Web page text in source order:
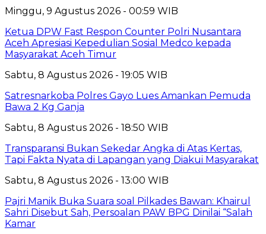
Minggu, 9 Agustus 2026 - 00:59 WIB
Ketua DPW Fast Respon Counter Polri Nusantara
Aceh Apresiasi Kepedulian Sosial Medco kepada
Masyarakat Aceh Timur
Sabtu, 8 Agustus 2026 - 19:05 WIB
Satresnarkoba Polres Gayo Lues Amankan Pemuda
Bawa 2 Kg Ganja
Sabtu, 8 Agustus 2026 - 18:50 WIB
Transparansi Bukan Sekedar Angka di Atas Kertas,
Tapi Fakta Nyata di Lapangan yang Diakui Masyarakat
Sabtu, 8 Agustus 2026 - 13:00 WIB
Pajri Manik Buka Suara soal Pilkades Bawan: Khairul
Sahri Disebut Sah, Persoalan PAW BPG Dinilai “Salah
Kamar